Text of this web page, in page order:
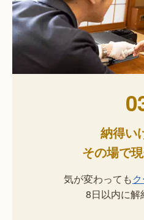
納得い
その場で
気が変わっても
8日以内に解